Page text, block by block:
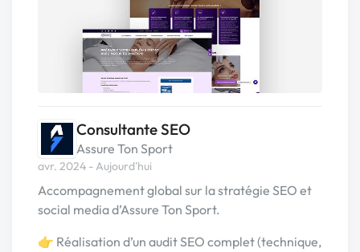
Consultante SEO
Assure Ton Sport
avr. 2024 - Aujourd'hui
Accompagnement global sur la stratégie SEO et
social media d’Assure Ton Sport.
👉 Réalisation d’un audit SEO complet (technique,